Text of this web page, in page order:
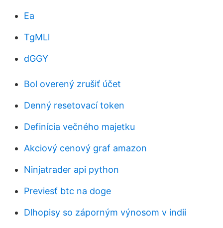
Ea
TgMLl
dGGY
Bol overený zrušiť účet
Denný resetovací token
Definícia večného majetku
Akciový cenový graf amazon
Ninjatrader api python
Previesť btc na doge
Dlhopisy so záporným výnosom v indii